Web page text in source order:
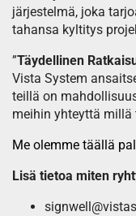
järjestelmä, joka
tahansa kyltitys
”Täydellinen
Vista System
teillä on
meihin yhteyttä mill ä
Me olemme täällä
Lisä tietoa miten